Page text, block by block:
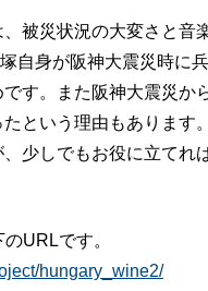
被災状況の大変さと音
自身が阪神大震災時に
す。また阪神大震災か
という理由もあります。
少しでもお役に立てれ
URLです。
hungary_wine2/